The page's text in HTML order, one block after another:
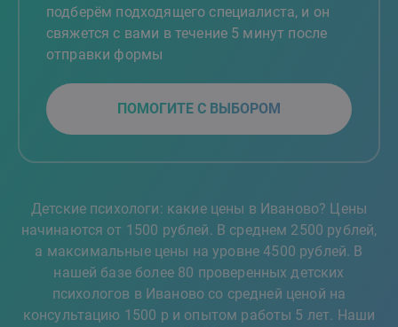
подберём подходящего специалиста, и он
свяжется с вами в течение 5 минут после
отправки формы
ПОМОГИТЕ С ВЫБОРОМ
Детские психологи: какие цены в Иваново? Цены
начинаются от 1500 рублей. В среднем 2500 рублей,
а максимальные цены на уровне 4500 рублей. В
нашей базе более 80 проверенных детских
психологов в Иваново со средней ценой на
консультацию 1500 р и опытом работы 5 лет. Наши